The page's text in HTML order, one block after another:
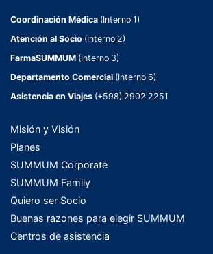
Coordinación Médica (Interno 1)
Atención al Socio (Interno 2)
FarmaSUMMUM (Interno 3)
Departamento Comercial (Interno 6)
Asistencia en Viajes (+598) 2902 2251
Misión y Visión
Planes
SUMMUM Corporate
SUMMUM Family
Quiero ser Socio
Buenas razones para elegir SUMMUM
Centros de asistencia